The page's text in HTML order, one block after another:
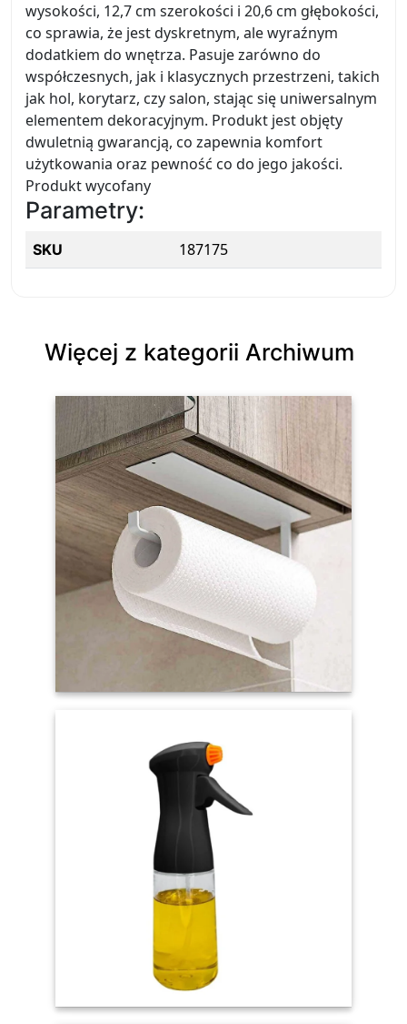
wysokości, 12,7 cm szerokości i 20,6 cm głębokości,
co sprawia, że jest dyskretnym, ale wyraźnym
dodatkiem do wnętrza. Pasuje zarówno do
współczesnych, jak i klasycznych przestrzeni, takich
jak hol, korytarz, czy salon, stając się uniwersalnym
elementem dekoracyjnym. Produkt jest objęty
dwuletnią gwarancją, co zapewnia komfort
użytkowania oraz pewność co do jego jakości.
Produkt wycofany
Parametry:
SKU 187175
Więcej z kategorii Archiwum